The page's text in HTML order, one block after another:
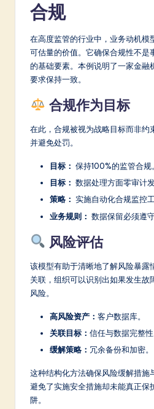
合规
在高度监管的行业中，业务动机模
可估量的价值。它确保合规性不是
的基础要素。本例说明了一家金融
要求保持一致。
合规作为目标
在此，合规被视为战略目标而非约
并避免处罚。
目标： 保持100%的监管合规。
目标： 数据处理方面零审计发
策略： 实施自动化合规监控工
业务规则： 数据保留必须遵
风险评估
该模型有助于清晰地了解风险暴露
关联，组织可以识别出如果发生故
风险。
高风险资产： 客户数据库。
关联目标： 信任与数据完整性
缓解策略： 冗余备份和加密。
这种结构化方法确保风险缓解措施
避免了实施安全措施却未能真正保
阱。